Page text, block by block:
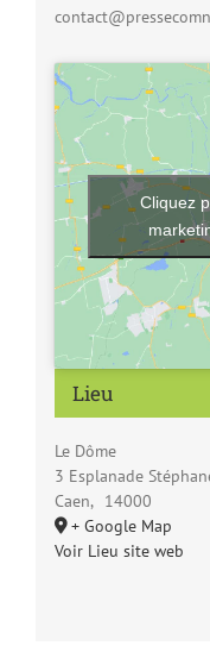
Lieu
Le Dôme
3 Esplanade
Caen, 14000
+ Google Map
Voir Lieu site web
Cliquez